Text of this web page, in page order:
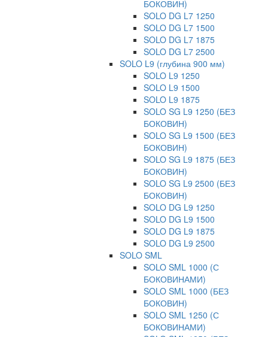
БОКОВИН)
SOLO DG L7 1250
SOLO DG L7 1500
SOLO DG L7 1875
SOLO DG L7 2500
SOLO L9 (глубина 900 мм)
SOLO L9 1250
SOLO L9 1500
SOLO L9 1875
SOLO SG L9 1250 (БЕЗ
БОКОВИН)
SOLO SG L9 1500 (БЕЗ
БОКОВИН)
SOLO SG L9 1875 (БЕЗ
БОКОВИН)
SOLO SG L9 2500 (БЕЗ
БОКОВИН)
SOLO DG L9 1250
SOLO DG L9 1500
SOLO DG L9 1875
SOLO DG L9 2500
SOLO SML
SOLO SML 1000 (С
БОКОВИНАМИ)
SOLO SML 1000 (БЕЗ
БОКОВИН)
SOLO SML 1250 (С
БОКОВИНАМИ)